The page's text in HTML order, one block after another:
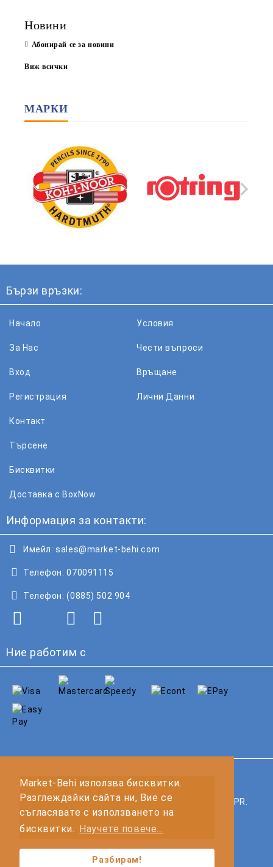
Market-Behi използва бисквитки.
Разглеждайки сайта ни, Вие се
съгласявате с използването на
бисквитки.
Научете повече...
Разбирам!
Новини
Абонирай се за новини
Виж всички
МАРКИ
Бързи връзки:
Начало
За Нас
Вход
Регистрация
Условия
Чести въпроси
Връщане
Лични Данни
Контакт
Търсене
Бисквитки
Доставка с BoxNow
Информация за контакти:
Имейл: sales@market-behi.com
Телефон: 070091115
Телефон: (0885) 502 904
Ние работим с
Нашият онлайн магазин е 100% съобразен с GDPR.
Моите лични данни